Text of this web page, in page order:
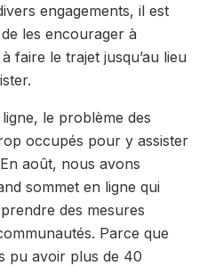
engagements, il est
les encourager à
faire le trajet jusqu’au lieu
le problème des
occupés pour y assister
août, nous avons
sommet en ligne qui
des mesures
Parce que
pu avoir plus de 40